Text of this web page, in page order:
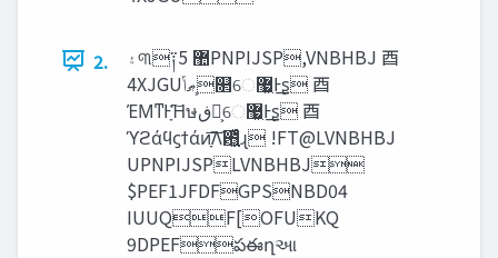
2.
‫۽‬୩༑޺ 5PNPIJSP,VNBHBJ ⾣
4XJGU‫͕ޠݴ‬௒େ޷͖Ͱ͢ʂ ⾣
ΈΜͳͰָ͠Ήษ‫ڧ‬ձ͕େ޷͖Ͱ͢ʂ ⾣
ϓϩάϥϛϯάͷָ͠͞Λ఻͍͖͍͑ͯͨɻ !FT@LVNBHBJ
UPNPIJSPLVNBHBJ
$PEF1JFDFGPSNBD04
IUUQF[OFUKQ
9DPEFపఈղઆ